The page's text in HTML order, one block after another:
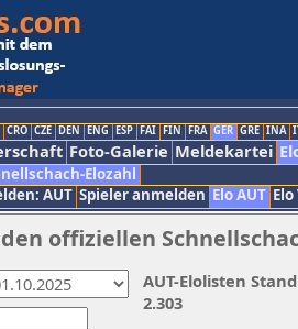
CRO CZE DEN ENG ESP FAI FIN FRA GER GRE INA
Foto-Galerie Meldekartei
Elozahl
AUT Spieler anmelden Elo AUT
offiziellen
AUT-Elolisten
2.303